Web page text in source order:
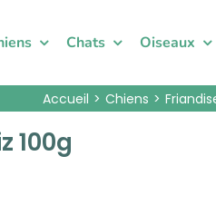
Chats Oiseaux
Accueil Chiens
100g